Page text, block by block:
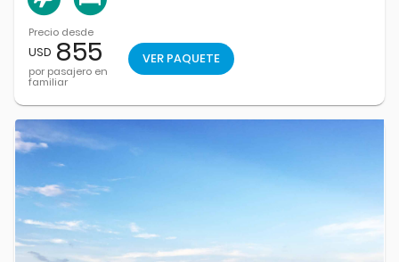
Precio desde
USD 855
por pasajero en
familiar
VER PAQUETE